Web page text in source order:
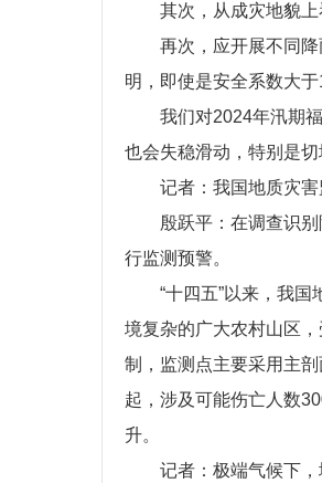
其次，从成灾地貌
再次，应开展不同
明，即使是安全系数大
我们对2024年汛期
也会失稳滑动，特别是
记者：我国地质灾
殷跃平：在调查识
行监测预警。
“十四五”以来，我
境复杂的广大农村山区
制，监测点主要采用主
起，涉及可能伤亡人数
升。
记者：极端气候下